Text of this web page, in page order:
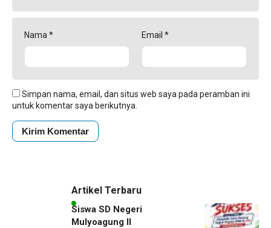
Nama * Email *
Simpan nama, email, dan situs web saya pada peramban ini
untuk komentar saya berikutnya.
Artikel Terbaru
Siswa SD Negeri
Mulyoagung II